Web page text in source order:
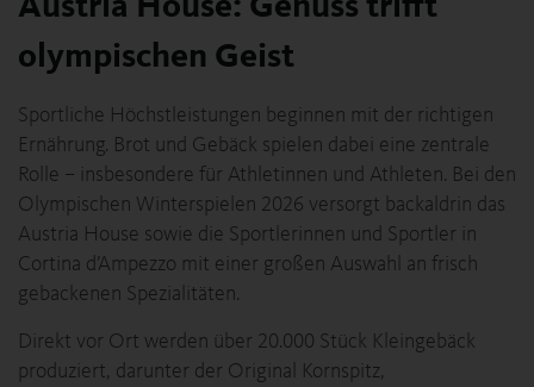
Austria House: Genuss trifft
olympischen Geist
Sportliche Höchstleistungen beginnen mit der richtigen
Ernährung. Brot und Gebäck spielen dabei eine zentrale
Rolle – insbesondere für Athletinnen und Athleten. Bei den
Olympischen Winterspielen 2026 versorgt backaldrin das
Austria House sowie die Sportlerinnen und Sportler in
Cortina d’Ampezzo mit einer großen Auswahl an frisch
gebackenen Spezialitäten.
Direkt vor Ort werden über 20.000 Stück Kleingebäck
produziert, darunter der Original Kornspitz,